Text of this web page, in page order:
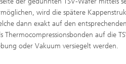
wird die spätere
dann exakt auf den
auf die
oder Vakuum versiegelt werden.